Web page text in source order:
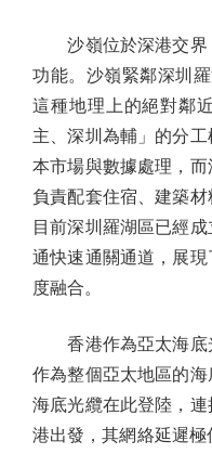
沙嶺位於深港交界
功能。沙嶺緊鄰深圳
這種地理上的絕對鄰
主、深圳為輔」的分
本市場與數據處理，而
負責配套住宿、建築材
目前深圳羅湖區已經
通快速通關通道，展
度融合。
香港作為亞太海底
作為整個亞太地區的
海底光纜在此登陸，
港出發，其網絡延遲極